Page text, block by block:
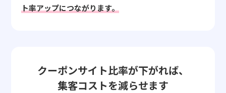
ト率アップにつながります。
クーポンサイト比率が下がれば、
集客コストを減らせます